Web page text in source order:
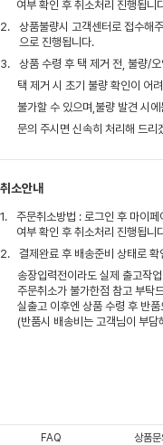
여부 확인 후 취소처리 진행됩니
2.
상품불량시 고객센터로 접수해
으로 진행됩니다.
3.
상품 수령 후 택 제거 전, 불량/
택 제거 시 초기 불량 확인이 어
불가할 수 있으며,불량 발견 시
문의 주시면 신속히 처리해 드리
취소안내
1.
주문취소방법 : 로그인 후 마이
여부 확인 후 취소처리 진행됩니
2.
결제완료 후 배송준비 상태로
송장입력전이라도 실제 출고작
주문취소가 불가한점 참고 부탁
실출고 이후엔 상품 수령 후 반
(반품시 배송비는 고객님이 부담
FAQ 상품문